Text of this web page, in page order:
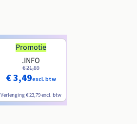
Promotie
.INFO
€ 21,89
€ 3,49excl. btw
Verlenging € 23,79excl. btw